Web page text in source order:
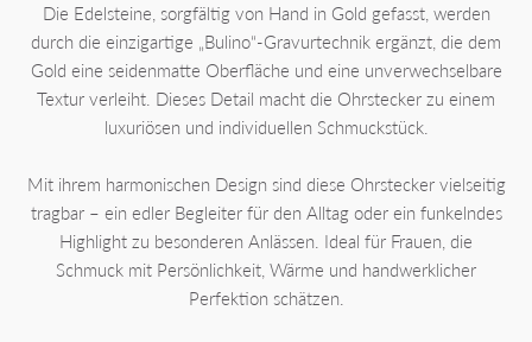
Die Edelsteine, sorgfältig von Hand in Gold gefasst, werden
durch die einzigartige „Bulino“-Gravurtechnik ergänzt, die dem
Gold eine seidenmatte Oberfläche und eine unverwechselbare
Textur verleiht. Dieses Detail macht die Ohrstecker zu einem
luxuriösen und individuellen Schmuckstück.
Mit ihrem harmonischen Design sind diese Ohrstecker vielseitig
tragbar – ein edler Begleiter für den Alltag oder ein funkelndes
Highlight zu besonderen Anlässen. Ideal für Frauen, die
Schmuck mit Persönlichkeit, Wärme und handwerklicher
Perfektion schätzen.